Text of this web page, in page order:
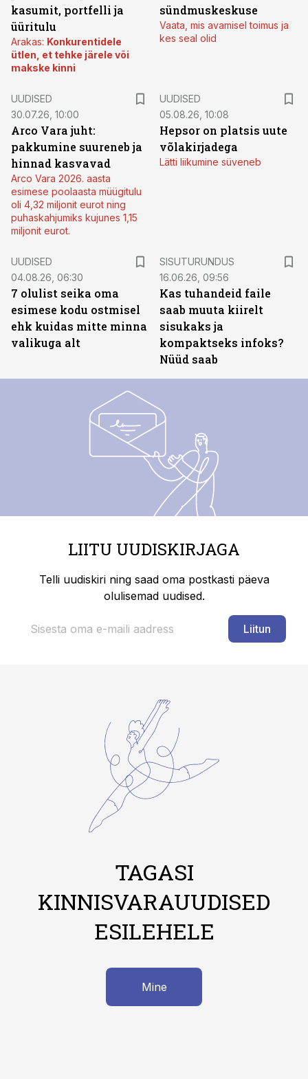
kasumit, portfelli ja
üüritulu
Arakas: Konkurentidele
ütlen, et tehke järele või
makske kinni
sündmuskeskuse
Vaata, mis avamisel toimus ja
kes seal olid
UUDISED
30.07.26, 10:00
Arco Vara juht:
pakkumine suureneb ja
hinnad kasvavad
Arco Vara 2026. aasta
esimese poolaasta müügitulu
oli 4,32 miljonit eurot ning
puhaskahjumiks kujunes 1,15
miljonit eurot.
UUDISED
05.08.26, 10:08
Hepsor on platsis uute
võlakirjadega
Lätti liikumine süveneb
UUDISED
04.08.26, 06:30
7 olulist seika oma
esimese kodu ostmisel
ehk kuidas mitte minna
valikuga alt
SISUTURUNDUS
16.06.26, 09:56
Kas tuhandeid faile
saab muuta kiirelt
sisukaks ja
kompaktseks infoks?
Nüüd saab
LIITU UUDISKIRJAGA
Telli uudiskiri ning saad oma postkasti päeva
olulisemad uudised.
Liitun
TAGASI
KINNISVARAUUDISED
ESILEHELE
Mine